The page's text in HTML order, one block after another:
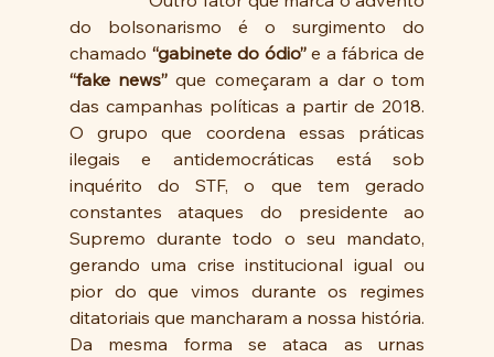
do bolsonarismo é o surgimento do
chamado “gabinete do ódio”
“fake news” que começaram a dar o tom
das campanhas políticas a partir de 2018.
O grupo que coordena essas práticas
ilegais e antidemocráticas está sob
inquérito do STF, o que tem gerado
constantes ataques do presidente ao
Supremo durante todo o seu mandato,
gerando uma crise institucional igual ou
pior do que vimos durante os regimes
ditatoriais que mancharam a nossa história.
Da mesma forma se ataca as urnas